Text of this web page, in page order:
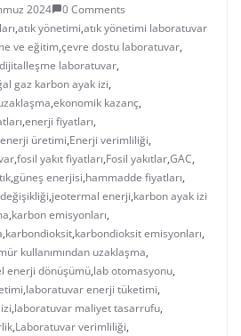
2024
0 Comments
,atık yönetimi,atık yönetimi laboratuvar
ve eğitim,çevre dostu laboratuvar,
dijitalleşme laboratuvar,
gaz karbon ayak izi,
,ekonomik kazanç,
,enerji fiyatları,
enerji üretimi,Enerji verimliliği,
,fosil yakıt fiyatları,Fosil yakıtlar,GAC,
,güneş enerjisi,hammadde fiyatları,
,jeotermal enerji,karbon ayak izi
,karbon emisyonları,
,karbondioksit,karbondioksit emisyonları,
kullanımından uzaklaşma,
enerji dönüşümü,lab otomasyonu,
,laboratuvar enerji tüketimi,
,laboratuvar maliyet tasarrufu,
,Laboratuvar verimliliği,